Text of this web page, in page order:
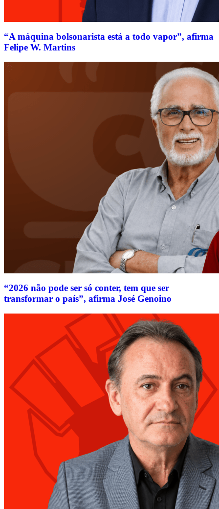
“A máquina bolsonarista está a todo vapor”, afirma
Felipe W. Martins
“2026 não pode ser só conter, tem que ser
transformar o país”, afirma José Genoino